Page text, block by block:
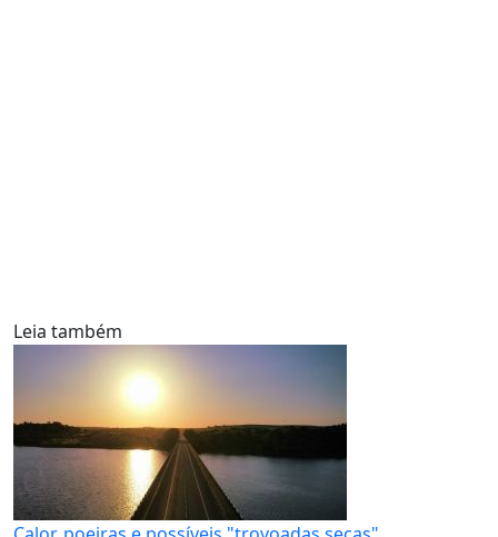
Leia também